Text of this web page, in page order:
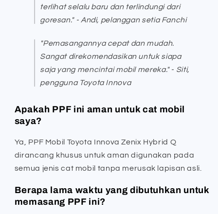
terlihat selalu baru dan terlindungi dari
goresan." - Andi, pelanggan setia Fanchi
"Pemasangannya cepat dan mudah.
Sangat direkomendasikan untuk siapa
saja yang mencintai mobil mereka." - Siti,
pengguna Toyota Innova
Apakah PPF ini aman untuk cat mobil
saya?
Ya, PPF Mobil Toyota Innova Zenix Hybrid Q
dirancang khusus untuk aman digunakan pada
semua jenis cat mobil tanpa merusak lapisan asli.
Berapa lama waktu yang dibutuhkan untuk
memasang PPF ini?